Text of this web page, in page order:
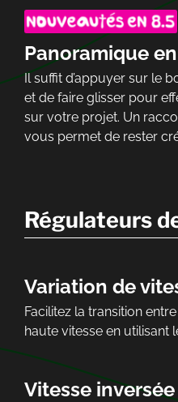
Panoramique
Il suffit d’appuyer sur le
et de faire glisser pour
sur votre projet. Un
vous permet de rester
Régulateurs
Variation de
Facilitez la transition
haute vitesse en utilisant
Vitesse inversée